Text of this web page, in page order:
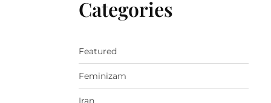
Categories
Featured
Feminizam